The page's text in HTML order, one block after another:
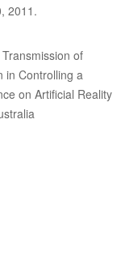
2011.
of
in Controlling a
on Artificial Reality